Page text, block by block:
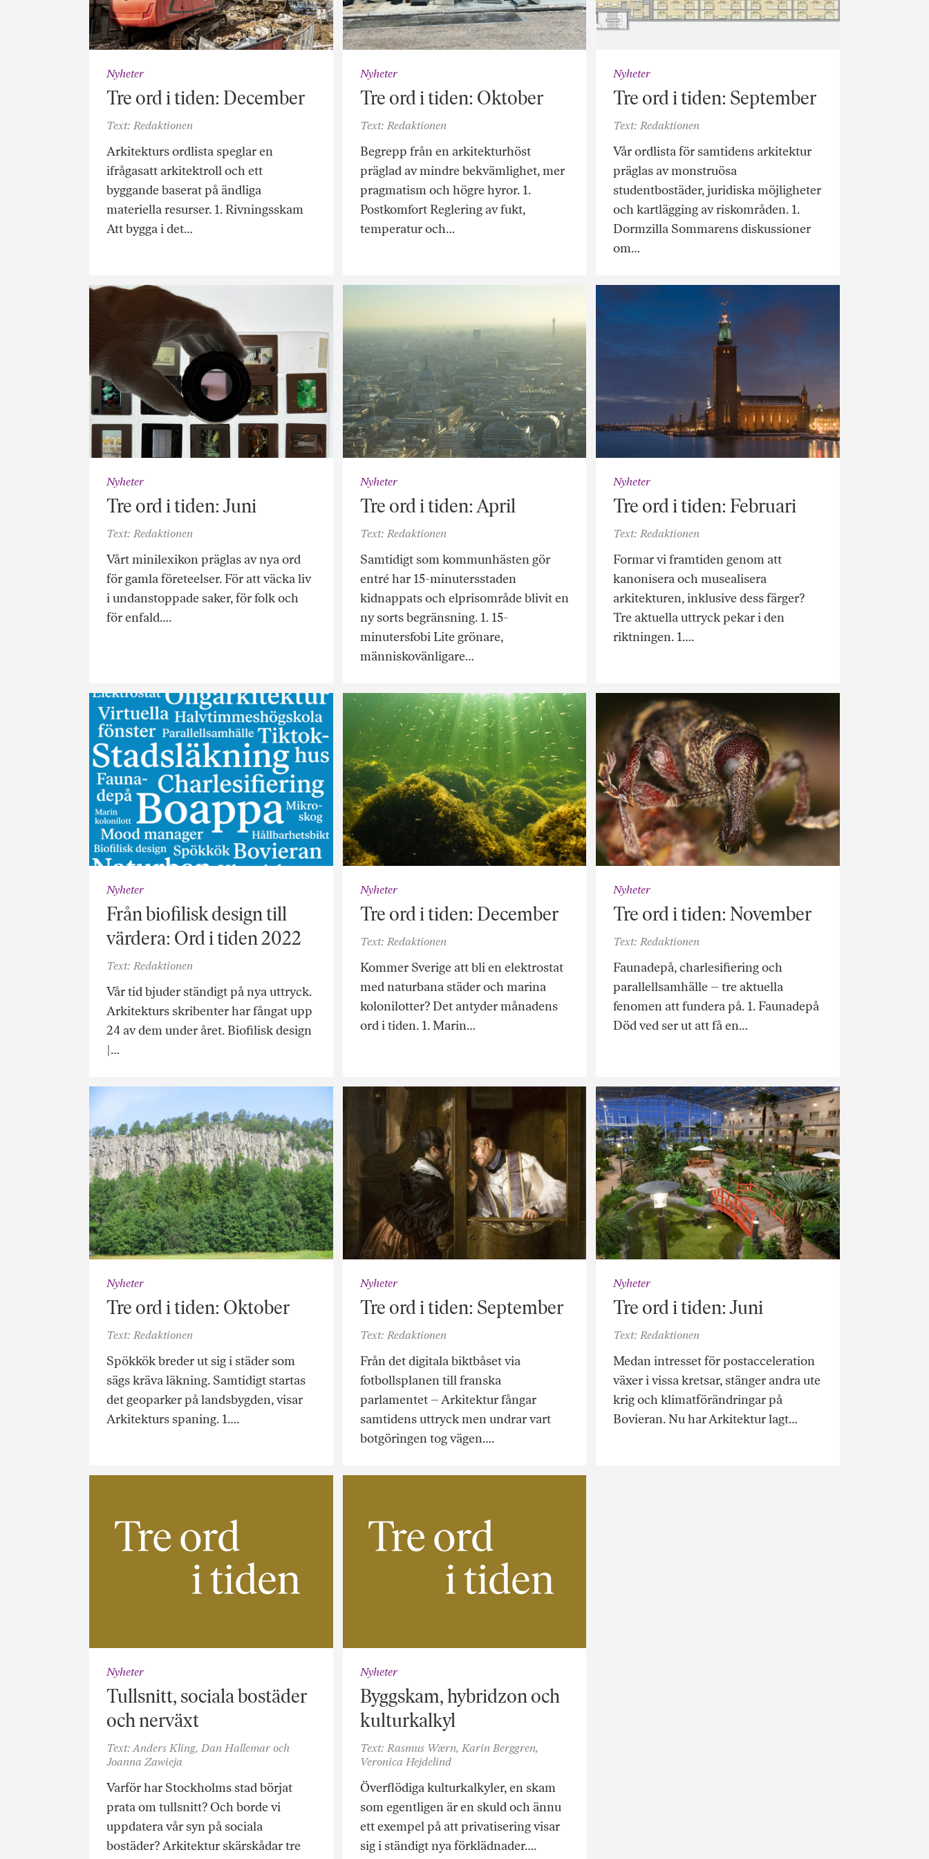
Nyheter
Tre ord i tiden: December
Text: Redaktionen
Arkitekturs ordlista speglar en
ifrågasatt arkitektroll och ett
byggande baserat på ändliga
materiella resurser. 1. Rivningsskam
Att bygga i det…
Nyheter
Tre ord i tiden: Oktober
Text: Redaktionen
Begrepp från en arkitekturhöst
präglad av mindre bekvämlighet, mer
pragmatism och högre hyror. 1.
Postkomfort Reglering av fukt,
temperatur och…
Nyheter
Tre ord i tiden: September
Text: Redaktionen
Vår ordlista för samtidens arkitektur
präglas av monstruösa
studentbostäder, juridiska möjligheter
och kartlägging av riskområden. 1.
Dormzilla Sommarens diskussioner
om…
Nyheter
Tre ord i tiden: Juni
Text: Redaktionen
Vårt minilexikon präglas av nya ord
för gamla företeelser. För att väcka liv
i undanstoppade saker, för folk och
för enfald….
Nyheter
Tre ord i tiden: April
Text: Redaktionen
Samtidigt som kommunhästen gör
entré har 15-minutersstaden
kidnappats och elprisområde blivit en
ny sorts begränsning. 1. 15-
minutersfobi Lite grönare,
människovänligare…
Nyheter
Tre ord i tiden: Februari
Text: Redaktionen
Formar vi framtiden genom att
kanonisera och musealisera
arkitekturen, inklusive dess färger?
Tre aktuella uttryck pekar i den
riktningen. 1….
Nyheter
Från biofilisk design till
värdera: Ord i tiden 2022
Text: Redaktionen
Vår tid bjuder ständigt på nya uttryck.
Arkitekturs skribenter har fångat upp
24 av dem under året. Biofilisk design
|…
Nyheter
Tre ord i tiden: December
Text: Redaktionen
Kommer Sverige att bli en elektrostat
med naturbana städer och marina
kolonilotter? Det antyder månadens
ord i tiden. 1. Marin…
Nyheter
Tre ord i tiden: November
Text: Redaktionen
Faunadepå, charlesifiering och
parallellsamhälle – tre aktuella
fenomen att fundera på. 1. Faunadepå
Död ved ser ut att få en…
Nyheter
Tre ord i tiden: Oktober
Text: Redaktionen
Spökkök breder ut sig i städer som
sägs kräva läkning. Samtidigt startas
det geoparker på landsbygden, visar
Arkitekturs spaning. 1….
Nyheter
Tre ord i tiden: September
Text: Redaktionen
Från det digitala biktbåset via
fotbollsplanen till franska
parlamentet – Arkitektur fångar
samtidens uttryck men undrar vart
botgöringen tog vägen….
Nyheter
Tre ord i tiden: Juni
Text: Redaktionen
Medan intresset för postacceleration
växer i vissa kretsar, stänger andra ute
krig och klimatförändringar på
Bovieran. Nu har Arkitektur lagt…
Nyheter
Tullsnitt, sociala bostäder
och nerväxt
Text: Anders Kling, Dan Hallemar och
Joanna Zawieja
Varför har Stockholms stad börjat
prata om tullsnitt? Och borde vi
uppdatera vår syn på sociala
bostäder? Arkitektur skärskådar tre
Nyheter
Byggskam, hybridzon och
kulturkalkyl
Text: Rasmus Wærn, Karin Berggren,
Veronica Hejdelind
Överflödiga kulturkalkyler, en skam
som egentligen är en skuld och ännu
ett exempel på att privatisering visar
sig i ständigt nya förklädnader….